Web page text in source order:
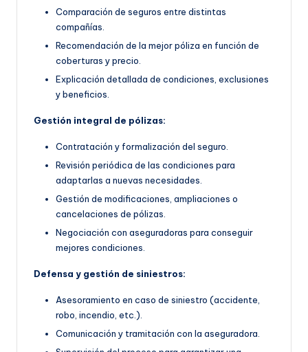
Comparación de seguros entre distintas
compañías.
Recomendación de la mejor póliza en función de
coberturas y precio.
Explicación detallada de condiciones, exclusiones
y beneficios.
Gestión integral de pólizas:
Contratación y formalización del seguro.
Revisión periódica de las condiciones para
adaptarlas a nuevas necesidades.
Gestión de modificaciones, ampliaciones o
cancelaciones de pólizas.
Negociación con aseguradoras para conseguir
mejores condiciones.
Defensa y gestión de siniestros:
Asesoramiento en caso de siniestro (accidente,
robo, incendio, etc.).
Comunicación y tramitación con la aseguradora.